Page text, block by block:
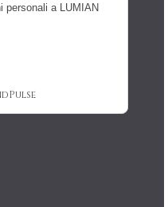
personali a LUMIAN